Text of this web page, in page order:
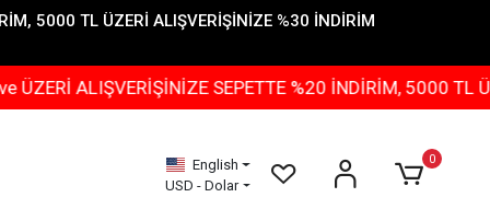
5000 TL ÜZERİ ALIŞVERİŞİNİZE %30 İNDİRİM
SEPETTE %20 İNDİRİM, 5000 TL ÜZERİ
English
USD - Dolar
0